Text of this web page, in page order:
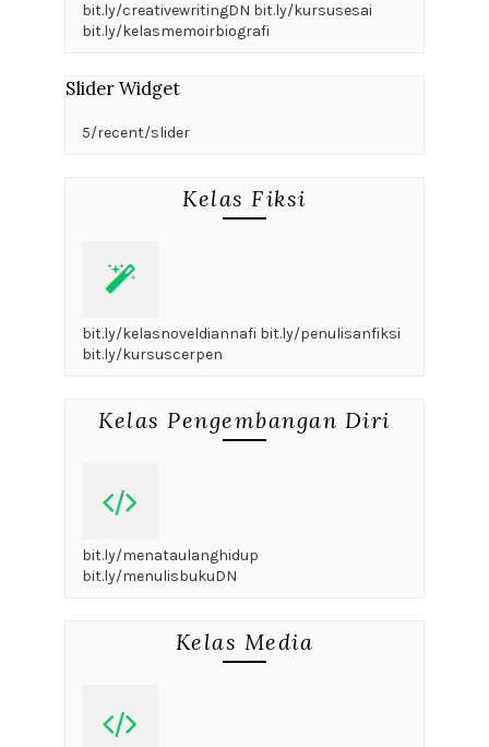
bit.ly/creativewritingDN bit.ly/kursusesai
bit.ly/kelasmemoirbiografi
Slider Widget
5/recent/slider
Kelas Fiksi
bit.ly/kelasnoveldiannafi bit.ly/penulisanfiksi
bit.ly/kursuscerpen
Kelas Pengembangan Diri
bit.ly/menataulanghidup
bit.ly/menulisbukuDN
Kelas Media